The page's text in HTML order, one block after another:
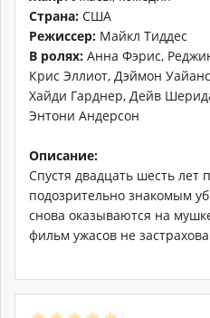
Страна: США
Режиссер: Майкл Тиддес
В ролях: Анна Фэрис,
Крис Эллиот, Дэймон
Хайди Гарднер, Дейв
Энтони Андерсон
Описание:
Спустя двадцать шесть лет
подозрительно знакомым
снова оказываются на
фильм ужасов не